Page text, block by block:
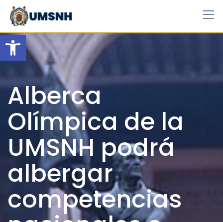
Open toolbar
Skip
content
Alberca
Olímpica de la
UMSNH podrá
albergar
competencias